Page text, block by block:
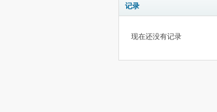
记录
现在还没有记录